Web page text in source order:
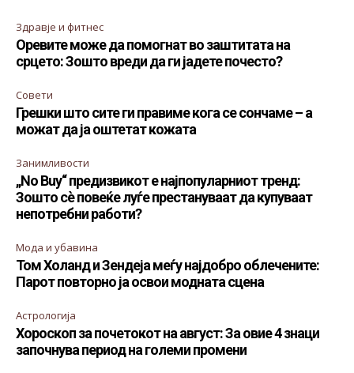
Здравје и фитнес
Оревите може да помогнат во заштитата на
срцето: Зошто вреди да ги јадете почесто?
Совети
Грешки што сите ги правиме кога се сончаме – а
можат да ја оштетат кожата
Занимливости
„No Buy“ предизвикот е најпопуларниот тренд:
Зошто сè повеќе луѓе престануваат да купуваат
непотребни работи?
Мода и убавина
Том Холанд и Зендеја меѓу најдобро облечените:
Парот повторно ја освои модната сцена
Астрологија
Хороскоп за почетокот на август: За овие 4 знаци
започнува период на големи промени